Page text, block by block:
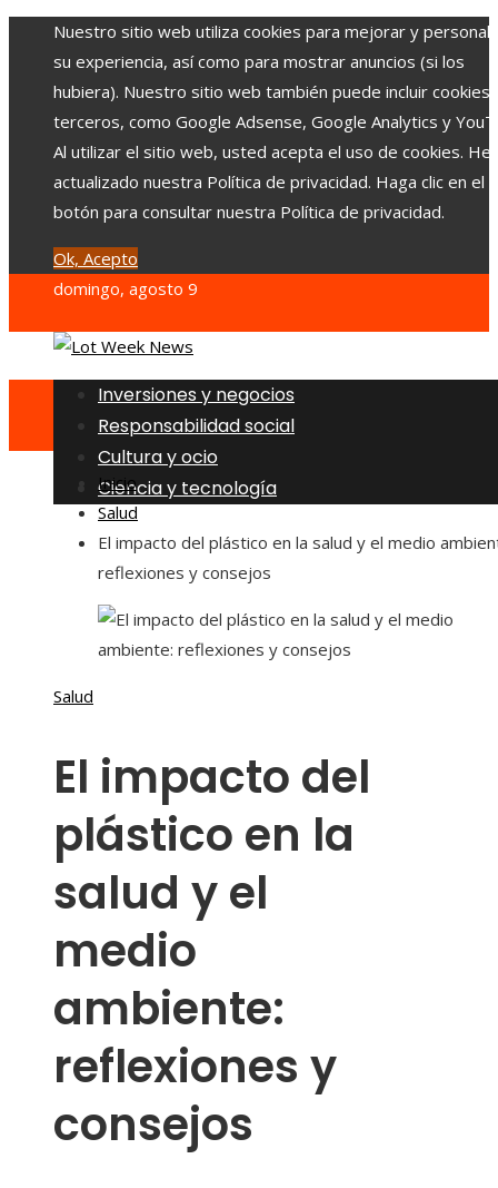
Nuestro sitio web utiliza cookies para mejorar y
su experiencia, así como para mostrar anuncios (si los
hubiera). Nuestro sitio web también puede incluir cookies
terceros, como Google Adsense, Google Analytics y
Al utilizar el sitio web, usted acepta el uso de cookies.
actualizado nuestra Política de privacidad. Haga clic en el
botón para consultar nuestra Política de privacidad.
Ok, Acepto
domingo, agosto 9
Inversiones y negocios
Responsabilidad social
Cultura y ocio
Ciencia y tecnología
Inicio
Salud
El impacto del plástico en la salud y el medio
reflexiones y consejos
Salud
El impacto del
plástico en la
salud y el
medio
ambiente:
reflexiones y
consejos